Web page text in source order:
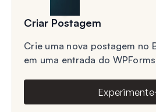
Criar Postagem
Crie uma nova postagem no
em uma entrada do
Experimente